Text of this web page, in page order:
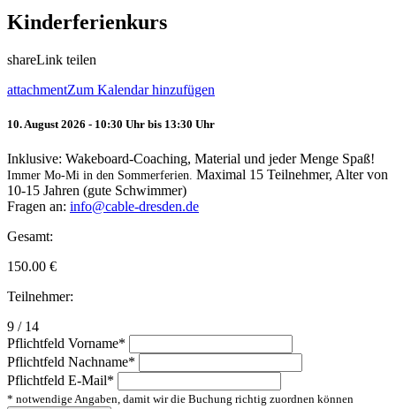
Kinderferienkurs
shareLink teilen
attachmentZum Kalendar hinzufügen
10. August 2026 - 10:30 Uhr bis 13:30 Uhr
Inklusive: Wakeboard-Coaching, Material und jeder Menge Spaß!
Immer Mo-Mi in den Sommerferien. Maximal 15 Teilnehmer, Alter von
10-15 Jahren (gute Schwimmer)
Fragen an: info@cable-dresden.de
Gesamt:
150.00 €
Teilnehmer:
9 / 14
Pflichtfeld Vorname*
Pflichtfeld Nachname*
Pflichtfeld E-Mail*
* notwendige Angaben, damit wir die Buchung richtig zuordnen können